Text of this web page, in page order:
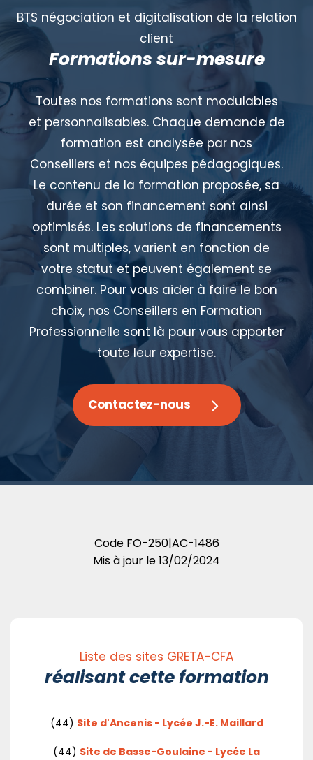
BTS négociation et digitalisation de la relation
client
Formations sur-mesure
Toutes nos formations sont modulables
et personnalisables. Chaque demande de
formation est analysée par nos
Conseillers et nos équipes pédagogiques.
Le contenu de la formation proposée, sa
durée et son financement sont ainsi
optimisés. Les solutions de financements
sont multiples, varient en fonction de
votre statut et peuvent également se
combiner. Pour vous aider à faire le bon
choix, nos Conseillers en Formation
Professionnelle sont là pour vous apporter
toute leur expertise.
Contactez-nous
Code FO-250|AC-1486
Mis à jour le13/02/2024
Liste des sites GRETA-CFA
réalisant cette formation
(44) Site d'Ancenis - Lycée J.-E. Maillard
(44) Site de Basse-Goulaine - Lycée La